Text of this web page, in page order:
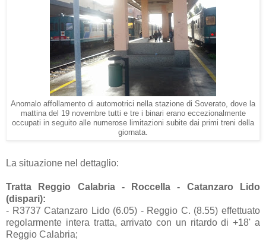
Anomalo affollamento di automotrici nella stazione di Soverato, dove la
mattina del 19 novembre tutti e tre i binari erano eccezionalmente
occupati in seguito alle numerose limitazioni subite dai primi treni della
giornata.
La situazione nel dettaglio:
Tratta Reggio Calabria - Roccella - Catanzaro Lido
(dispari):
- R3737 Catanzaro Lido (6.05) - Reggio C. (8.55) effettuato
regolarmente intera tratta, arrivato con un ritardo di +18' a
Reggio Calabria;